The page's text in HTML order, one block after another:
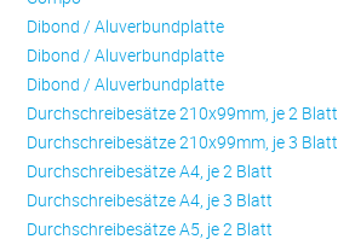
Dibond / Aluverbundplatte
Dibond / Aluverbundplatte
Dibond / Aluverbundplatte
Durchschreibesätze 210x99mm, je 2 Blatt
Durchschreibesätze 210x99mm, je 3 Blatt
Durchschreibesätze A4, je 2 Blatt
Durchschreibesätze A4, je 3 Blatt
Durchschreibesätze A5, je 2 Blatt